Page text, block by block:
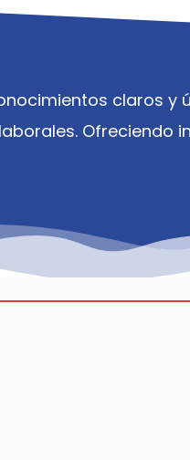
claros y
Ofreciendo